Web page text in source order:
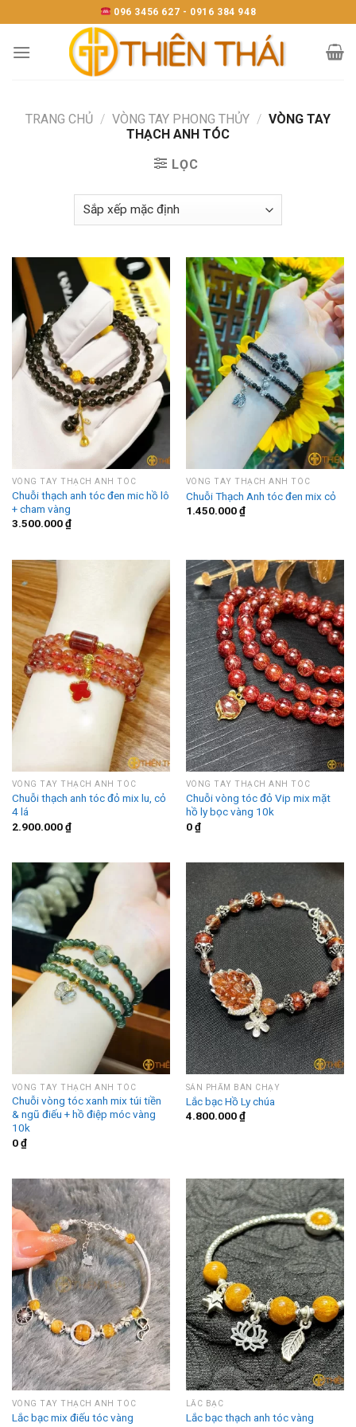
to
content
096 3456 627 - 0916 384 948
TRANG CHỦ / VÒNG TAY PHONG THỦY / VÒNG TAY
THẠCH ANH TÓC
LỌC
VÒNG TAY THẠCH ANH TÓC
Chuỗi thạch anh tóc đen mic hồ lô
+ cham vàng
3.500.000₫
VÒNG TAY THẠCH ANH TÓC
Chuỗi Thạch Anh tóc đen mix cỏ
1.450.000₫
VÒNG TAY THẠCH ANH TÓC
Chuỗi thạch anh tóc đỏ mix lu, cỏ
4 lá
2.900.000₫
VÒNG TAY THẠCH ANH TÓC
Chuỗi vòng tóc đỏ Vip mix mặt
hồ ly bọc vàng 10k
0₫
VÒNG TAY THẠCH ANH TÓC
Chuỗi vòng tóc xanh mix túi tiền
& ngũ điếu + hồ điệp móc vàng
10k
0₫
SẢN PHẨM BÁN CHẠY
Lắc bạc Hồ Ly chúa
4.800.000₫
VÒNG TAY THẠCH ANH TÓC
Lắc bạc mix điếu tóc vàng
LẮC BẠC
Lắc bạc thạch anh tóc vàng